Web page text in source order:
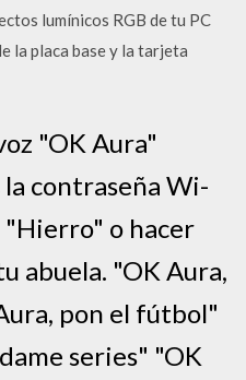
lumínicos RGB de tu PC
la placa base y la tarjeta
"OK Aura"
la contraseña Wi-
"Hierro" o hacer
abuela. "OK Aura,
pon el fútbol"
series" "OK